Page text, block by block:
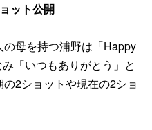
ット公開
母を持つ浦野は「Happy
「いつもありがとう」と
2ショットや現在の2ショ